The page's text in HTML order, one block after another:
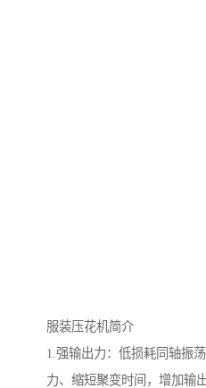
服装压花机简介
1.强输出力：低损耗同轴振
力、缩短聚变时间，增加输出